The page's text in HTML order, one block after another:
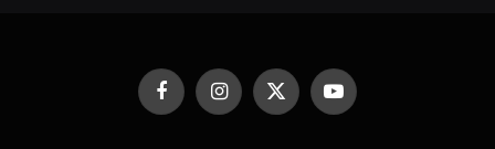
FacebookInstagram
X
(Twitter)
YouTube